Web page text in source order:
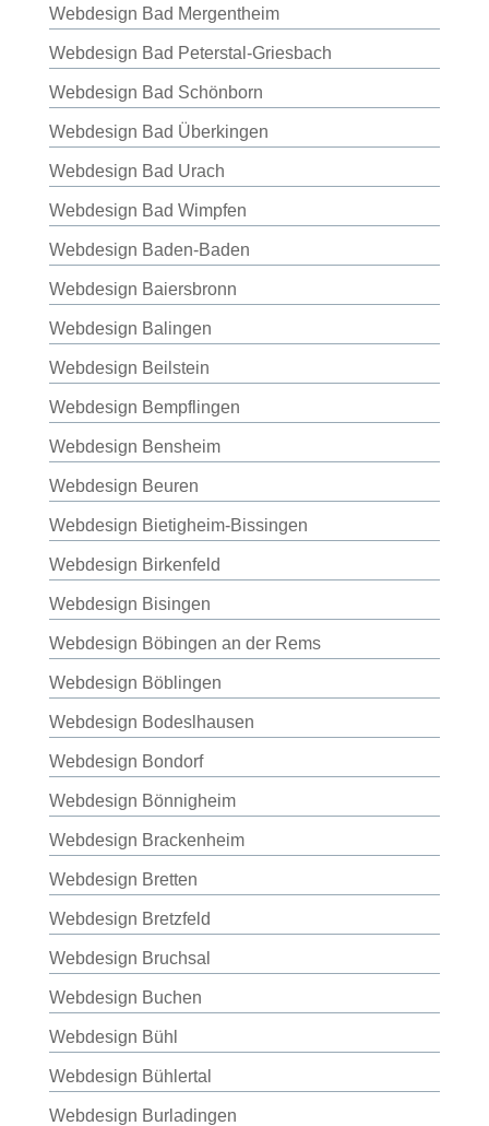
Webdesign Bad Mergentheim
Webdesign Bad Peterstal-Griesbach
Webdesign Bad Schönborn
Webdesign Bad Überkingen
Webdesign Bad Urach
Webdesign Bad Wimpfen
Webdesign Baden-Baden
Webdesign Baiersbronn
Webdesign Balingen
Webdesign Beilstein
Webdesign Bempflingen
Webdesign Bensheim
Webdesign Beuren
Webdesign Bietigheim-Bissingen
Webdesign Birkenfeld
Webdesign Bisingen
Webdesign Böbingen an der Rems
Webdesign Böblingen
Webdesign Bodeslhausen
Webdesign Bondorf
Webdesign Bönnigheim
Webdesign Brackenheim
Webdesign Bretten
Webdesign Bretzfeld
Webdesign Bruchsal
Webdesign Buchen
Webdesign Bühl
Webdesign Bühlertal
Webdesign Burladingen